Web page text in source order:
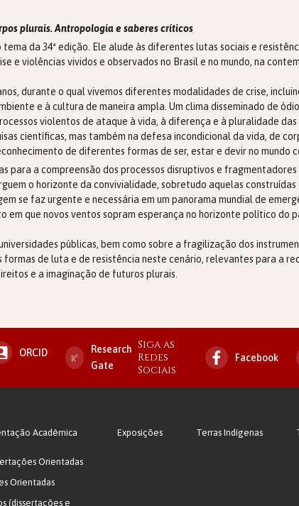
plurais. Antropologia e saberes críticos
tema da 34ª edição. Ele alude às diferentes lutas sociais e
e violências vividos e observados no Brasil e no mundo, na
durante o qual vivemos diferentes modalidades de crise,
e à cultura de maneira ampla. Um clima disseminado de
violentos de ataque à vida, à diferença e à pluralidade das
científicas, mas também na defesa incondicional da vida, de
de diferentes formas de ser, estar e devir no mundo
a compreensão dos processos disruptivos e fragmentadores
o horizonte da convivialidade, sobretudo aquelas
se faz urgente e necessária em um panorama mundial de
que novos ventos sopram esperança no horizonte político do
públicas, bem como sobre a fragilização dos
de luta e de resistência neste cenário, relevantes para a
e a imaginação de futuros plurais.
ORCID
Research
Gate
Siga as
Redes
Sociais
Facebook
Acadêmica
Orientadas
Orientadas
(dissertações e
Exposições Terras Indígenas